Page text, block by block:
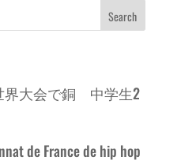
界大会で銅 中学生2
de France de hip hop